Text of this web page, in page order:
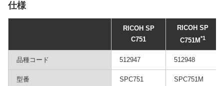
仕様
RICOH SP
C751
RICOH SP
C751M*1
品種コード 512947 512948
型番 SPC751 SPC751M